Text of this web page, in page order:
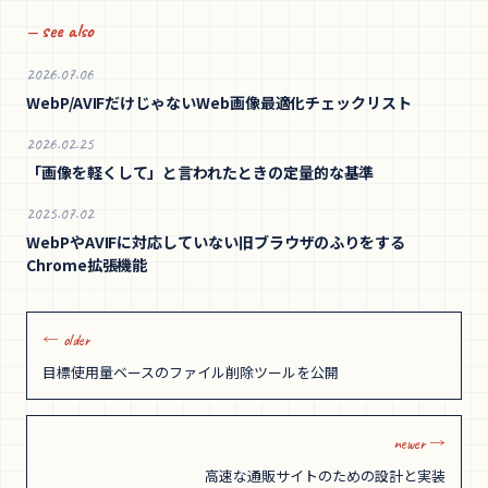
— see also
2026.07.06
WebP/AVIFだけじゃないWeb画像最適化チェックリスト
2026.02.25
「画像を軽くして」と言われたときの定量的な基準
2025.07.02
WebPやAVIFに対応していない旧ブラウザのふりをする
Chrome拡張機能
← older
目標使用量ベースのファイル削除ツールを公開
newer →
高速な通販サイトのための設計と実装